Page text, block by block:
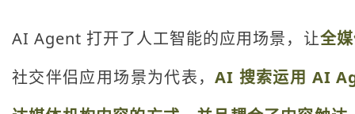
AI Agent 打开了人工智能的应用场景，让全
社交伴侣应用场景为代表，AI 搜索运用 AI